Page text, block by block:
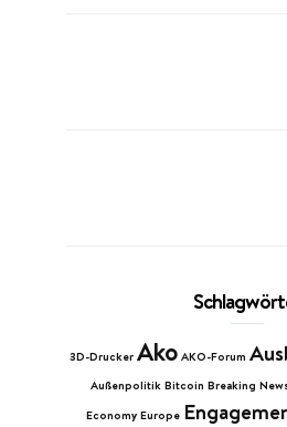
3D-Drucker Ako AKO-Forum
Außenpolitik Bitcoin Breaking
Economy Europe